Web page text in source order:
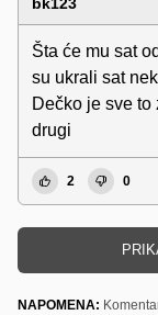
Šta će mu sat
su ukrali sat
Dečko je sve to
drugi
2 0
NAPOMENA: